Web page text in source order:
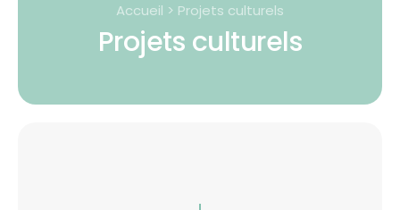
Accueil > Projets culturels
Projets culturels